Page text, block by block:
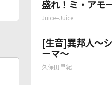
盛れ！ミ・アモ
Juice=Juice
[生音]異邦人～
ーマ～
久保田早紀